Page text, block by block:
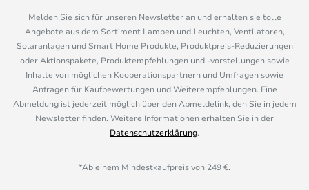
Melden Sie sich für unseren Newsletter an und erhalten sie tolle
Angebote aus dem Sortiment Lampen und Leuchten, Ventilatoren,
Solaranlagen und Smart Home Produkte, Produktpreis-Reduzierungen
oder Aktionspakete, Produktempfehlungen und -vorstellungen sowie
Inhalte von möglichen Kooperationspartnern und Umfragen sowie
Anfragen für Kaufbewertungen und Weiterempfehlungen. Eine
Abmeldung ist jederzeit möglich über den Abmeldelink, den Sie in jedem
Newsletter finden. Weitere Informationen erhalten Sie in der
Datenschutzerklärung.
*Ab einem Mindestkaufpreis von 249 €.